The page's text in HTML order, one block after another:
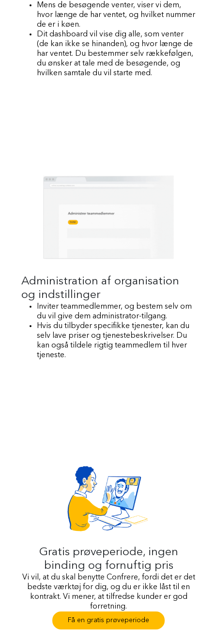
Mens de besøgende venter, viser vi dem,
hvor længe de har ventet, og hvilket nummer
de er i køen.
Dit dashboard vil vise dig alle, som venter
(de kan ikke se hinanden), og hvor længe de
har ventet. Du bestemmer selv rækkefølgen,
du ønsker at tale med de besøgende, og
hvilken samtale du vil starte med.
Administration af organisation
og indstillinger
Inviter teammedlemmer, og bestem selv om
du vil give dem administrator-tilgang.
Hvis du tilbyder specifikke tjenester, kan du
selv lave priser og tjenestebeskrivelser. Du
kan også tildele rigtig teammedlem til hver
tjeneste.
Gratis prøveperiode, ingen
binding og fornuftig pris
Vi vil, at du skal benytte Confrere, fordi det er det
bedste værktøj for dig, og du er ikke låst til en
kontrakt. Vi mener, at tilfredse kunder er god
forretning.
Få en gratis prøveperiode